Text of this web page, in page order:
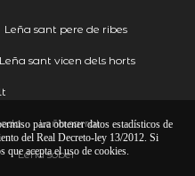
Leña sant pere de ribes
Leña sant vicen dels horts
Leña sarral
Leña sober
para obtener datos estadísticos de
del Real Decreto-ley 13/2012. Si
que acepta el uso de cookies.